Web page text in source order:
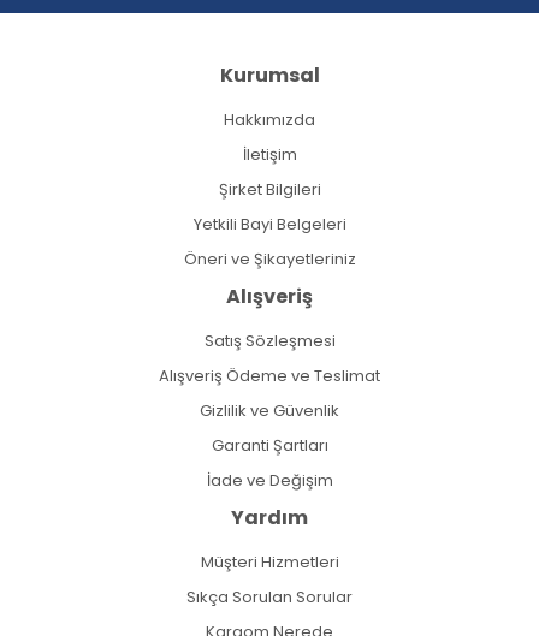
Kurumsal
Hakkımızda
İletişim
Şirket Bilgileri
Yetkili Bayi Belgeleri
Öneri ve Şikayetleriniz
Alışveriş
Satış Sözleşmesi
Alışveriş Ödeme ve Teslimat
Gizlilik ve Güvenlik
Garanti Şartları
İade ve Değişim
Yardım
Müşteri Hizmetleri
Sıkça Sorulan Sorular